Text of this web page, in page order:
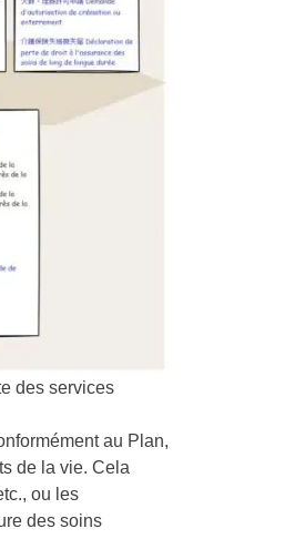
des services
au Plan,
de la vie. Cela
ou les
des soins